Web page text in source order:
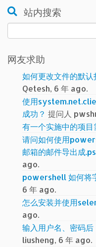
站内搜索
索：
网友求助
如何更改文件的默
Qetesh, 6 年 ago.
使用
成功？ 提问人
有一个实施中的项目
请问如何使用
邮箱的邮件导出成
ago.
powershell 如何将
6 年 ago.
怎么安装并使用
ago.
输入用户名、密码后
liusheng, 6 年 ago.